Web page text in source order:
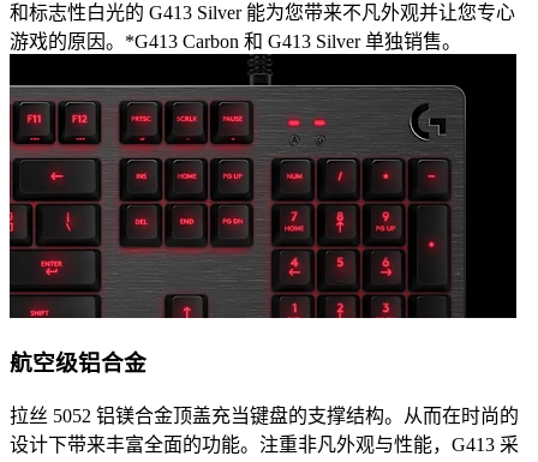
和标志性白光的 G413 Silver 能为您带来不凡外观并让您专心
游戏的原因。*G413 Carbon 和 G413 Silver 单独销售。
航空级铝合金
拉丝 5052 铝镁合金顶盖充当键盘的支撑结构。从而在时尚的
设计下带来丰富全面的功能。注重非凡外观与性能，G413 采